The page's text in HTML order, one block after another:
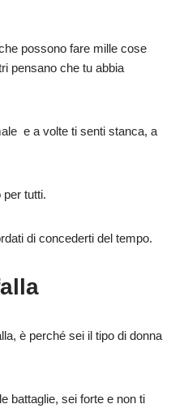
possono fare mille cose
pensano che tu abbia
e a volte ti senti stanca, a
per tutti.
di concederti del tempo.
è perché sei il tipo di donna
battaglie, sei forte e non ti